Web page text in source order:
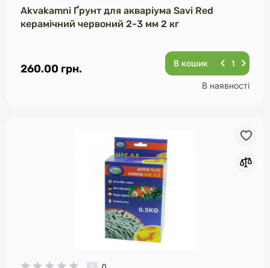
Akvakamni Ґрунт для акваріума Savi Red
керамічний червоний 2-3 мм 2 кг
260.00 грн. В кошик
В наявності